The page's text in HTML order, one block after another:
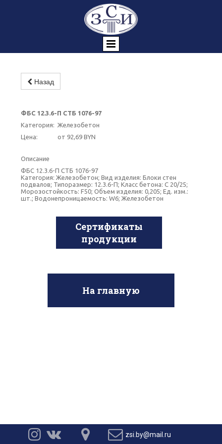
Назад
ФБС 12.3.6-П СТБ 1076-97
Категория: Железобетон
Цена:
от 92,69 BYN
Описание
ФБС 12.3.6-П СТБ 1076-97
Категория: Железобетон; Вид изделия: Блоки стен
подвалов; Типоразмер: 12.3.6-П; Класс бетона: C 20/25;
Морозостойкость: F50; Объем изделия: 0,205; Ед. изм.:
шт.; Водонепроницаемость: W6; Железобетон
Сертификаты
продукции
На главную
    zsi.by@mail.ru